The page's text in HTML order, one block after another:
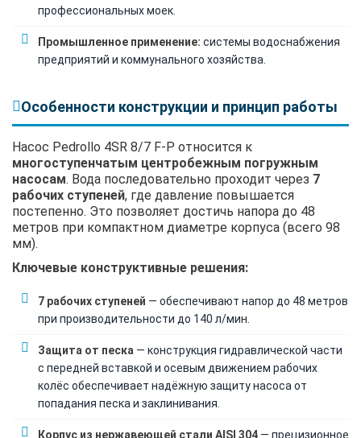
профессиональных моек.
Промышленное применение: системы водоснабжения
предприятий и коммунального хозяйства.
Особенности конструкции и принцип работы
Насос Pedrollo 4SR 8/7 F-P относится к
многоступенчатым центробежным погружным
насосам. Вода последовательно проходит через 7
рабочих ступеней, где давление повышается
постепенно. Это позволяет достичь напора до 48
метров при компактном диаметре корпуса (всего 98
мм).
Ключевые конструктивные решения:
7 рабочих ступеней — обеспечивают напор до 48 метров
при производительности до 140 л/мин.
Защита от песка — конструкция гидравлической части
с передней вставкой и осевым движением рабочих
колёс обеспечивает надёжную защиту насоса от
попадания песка и заклинивания.
Корпус из нержавеющей стали AISI 304 — прецизионное